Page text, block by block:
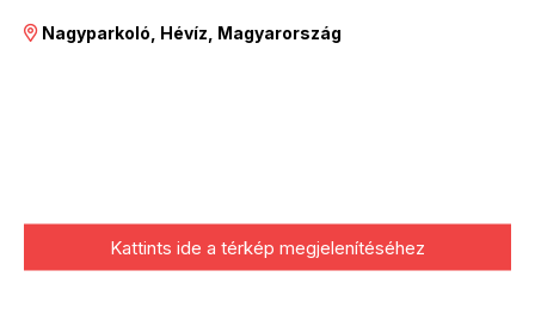
Nagyparkoló, Hévíz, Magyarország
Kattints ide a térkép megjelenítéséhez